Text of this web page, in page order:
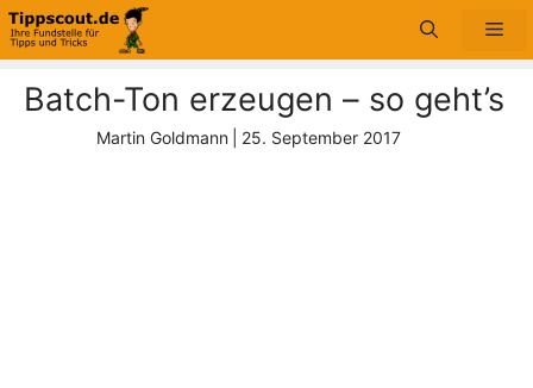
Zum
Inhalt
Batch-Ton erzeugen – so geht’s
Martin Goldmann 25. September 2017